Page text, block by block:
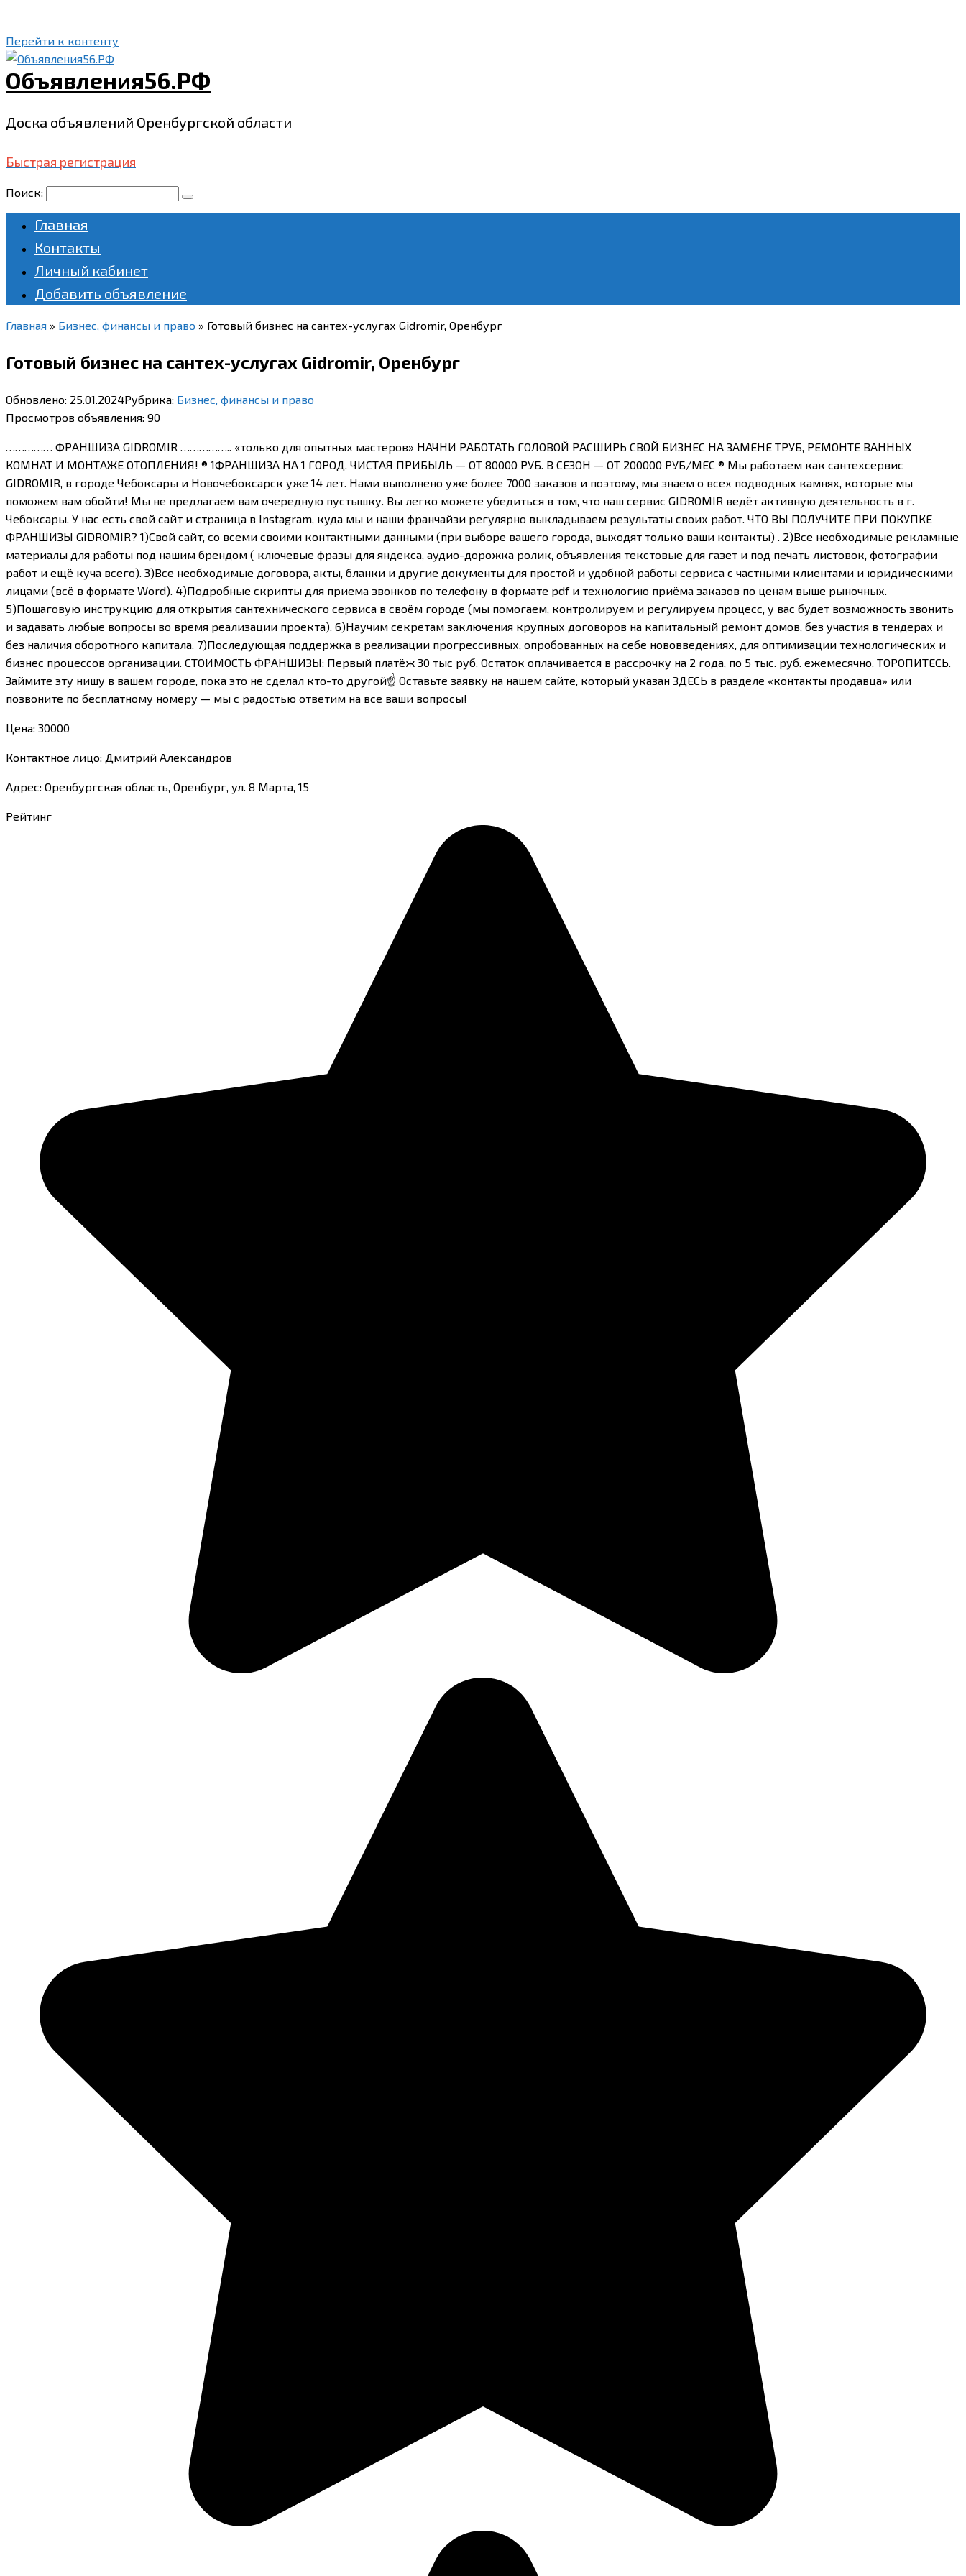
Перейти к контенту
Объявления56.РФ
Доска объявлений Оренбургской области
Быстрая регистрация
Поиск:
Главная
Контакты
Личный кабинет
Добавить объявление
Главная » Бизнес, финансы и право » Готовый бизнес на сантех-услугах Gidromir, Оренбург
Готовый бизнес на сантех-услугах Gidromir, Оренбург
Обновлено: 25.01.2024Рубрика: Бизнес, финансы и право
Просмотров объявления: 90
…………… ФРАНШИЗА GIDROMIR …………….. «только для опытных мастеров» НАЧНИ РАБОТАТЬ ГОЛОВОЙ РАСШИРЬ СВОЙ БИЗНЕС НА ЗАМЕНЕ ТРУБ, РЕМОНТЕ ВАННЫХ
КОМНАТ И МОНТАЖЕ ОТОПЛЕНИЯ! ®️ 1ФРАНШИЗА НА 1 ГОРОД. ЧИСТАЯ ПРИБЫЛЬ — ОТ 80000 РУБ. В СЕЗОН — ОТ 200000 РУБ/МЕС ®️ ️Мы работаем как сантехсервис
GIDROMIR, в городе Чебоксары и Новочебоксарск уже 14 лет. Нами выполнено уже более 7000 заказов и поэтому, мы знаем о всех подводных камнях, которые мы
поможем вам обойти! Мы не предлагаем вам очередную пустышку. Вы легко можете убедиться в том, что наш сервис GIDROMIR ведёт активную деятельность в г.
Чебоксары. У нас есть свой сайт и страница в Instagram, куда мы и наши франчайзи регулярно выкладываем результаты своих работ. ЧТО ВЫ ПОЛУЧИТЕ ПРИ ПОКУПКЕ
ФРАНШИЗЫ GIDROMIR? 1)Свой сайт, со всеми своими контактными данными (при выборе вашего города, выходят только ваши контакты) . 2)Все необходимые рекламные
материалы для работы под нашим брендом ( ключевые фразы для яндекса, аудио-дорожка ролик, объявления текстовые для газет и под печать листовок, фотографии
работ и ещё куча всего). 3)Все необходимые договора, акты, бланки и другие документы для простой и удобной работы сервиса с частными клиентами и юридическими
лицами (всё в формате Word). 4)Подробные скрипты для приема звонков по телефону в формате pdf и технологию приёма заказов по ценам выше рыночных.
5)Пошаговую инструкцию для открытия сантехнического сервиса в своём городе (мы помогаем, контролируем и регулируем процесс, у вас будет возможность звонить
и задавать любые вопросы во время реализации проекта). 6)Научим секретам заключения крупных договоров на капитальный ремонт домов, без участия в тендерах и
без наличия оборотного капитала. 7)Последующая поддержка в реализации прогрессивных, опробованных на себе нововведениях, для оптимизации технологических и
бизнес процессов организации. СТОИМОСТЬ ФРАНШИЗЫ: Первый платёж 30 тыс руб. Остаток оплачивается в рассрочку на 2 года, по 5 тыс. руб. ежемесячно. ТОРОПИТЕСЬ.
Займите эту нишу в вашем городе, пока это не сделал кто-то другой☝️ Оставьте заявку на нашем сайте, который указан ЗДЕСЬ в разделе «контакты продавца» или
позвоните по бесплатному номеру — мы с радостью ответим на все ваши вопросы!
Цена: 30000
Контактное лицо: Дмитрий Александров
Адрес: Оренбургская область, Оренбург, ул. 8 Марта, 15
Рейтинг